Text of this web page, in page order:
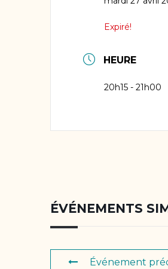
Expiré!
HEURE
20h15 - 21h00
ÉVÉNEMENTS
Événement